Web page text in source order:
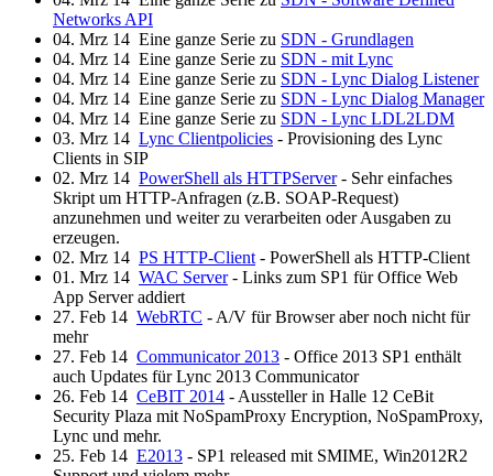
Networks API
04. Mrz 14 Eine ganze Serie zu SDN - Grundlagen
04. Mrz 14 Eine ganze Serie zu SDN - mit Lync
04. Mrz 14 Eine ganze Serie zu SDN - Lync Dialog Listener
04. Mrz 14 Eine ganze Serie zu SDN - Lync Dialog Manager
04. Mrz 14 Eine ganze Serie zu SDN - Lync LDL2LDM
03. Mrz 14 Lync Clientpolicies - Provisioning des Lync
Clients in SIP
02. Mrz 14 PowerShell als HTTPServer- Sehr einfaches
Skript um HTTP-Anfragen (z.B. SOAP-Request)
anzunehmen und weiter zu verarbeiten oder Ausgaben zu
erzeugen.
02. Mrz 14 PS HTTP-Client - PowerShell als HTTP-Client
01. Mrz 14 WAC Server- Links zum SP1 für Office Web
App Server addiert
27. Feb 14 WebRTC - A/V für Browser aber noch nicht für
mehr
27. Feb 14 Communicator 2013 - Office 2013 SP1 enthält
auch Updates für Lync 2013 Communicator
26. Feb 14 CeBIT 2014 - Aussteller in Halle 12 CeBit
Security Plaza mit NoSpamProxy Encryption, NoSpamProxy,
Lync und mehr.
25. Feb 14 E2013 - SP1 released mit SMIME, Win2012R2